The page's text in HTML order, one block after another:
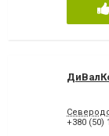
+380 (50)